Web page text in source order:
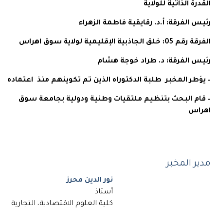
القدرة الذاتية للولاية
رئيس الفرقة: أ.د. رقايقية فاطمة الزهراء
الفرقة رقم 05: خلق الجاذبية الإقليمية لولاية سوق اهراس
رئيس الفرقة: د. طراد خوجة هشام
– يؤطر المخبر طلبة الدكتوراه الذين تم تكوينهم منذ اعتماده
– قام البحث بتنظيم ملتقيات وطنية ودولية بجامعة سوق
اهراس
مدير المخبر
نور الدين محرز
أستاذ
كلية العلوم الاقتصادية، التجارية